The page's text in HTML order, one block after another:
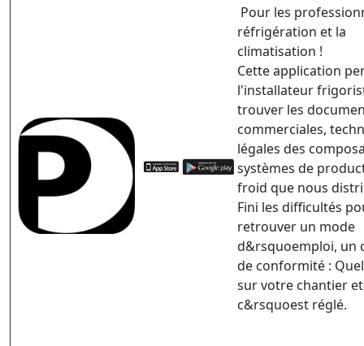
Pour les
réfrigération et la
climatisation !
Cette application
l'installateur
trouver les
commerciales,
légales des
systèmes de
froid que nous
Fini les difficultés
retrouver un mode
d&rsquoemploi, un
de conformité :
sur votre chantier et
c&rsquoest réglé.